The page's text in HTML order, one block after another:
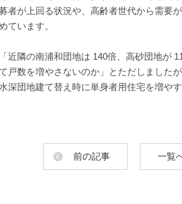
者が上回る状況や、高齢者世代から需要
ています。
近隣の南浦和団地は 140倍、高砂団地が
戸数を増やさないのか」とただしました
深団地建て替え時に単身者用住宅を増や
前の記事 一覧